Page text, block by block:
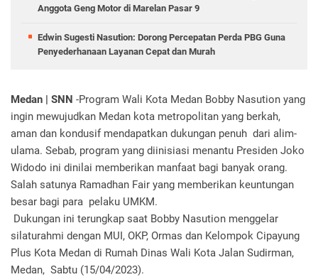
Anggota Geng Motor di Marelan Pasar 9
Edwin Sugesti Nasution: Dorong Percepatan Perda PBG Guna
Penyederhanaan Layanan Cepat dan Murah
Medan | SNN -Program Wali Kota Medan Bobby Nasution yang
ingin mewujudkan Medan kota metropolitan yang berkah,
aman dan kondusif mendapatkan dukungan penuh dari alim-
ulama. Sebab, program yang diinisiasi menantu Presiden Joko
Widodo ini dinilai memberikan manfaat bagi banyak orang.
Salah satunya Ramadhan Fair yang memberikan keuntungan
besar bagi para pelaku UMKM.
Dukungan ini terungkap saat Bobby Nasution menggelar
silaturahmi dengan MUI, OKP, Ormas dan Kelompok Cipayung
Plus Kota Medan di Rumah Dinas Wali Kota Jalan Sudirman,
Medan, Sabtu (15/04/2023).